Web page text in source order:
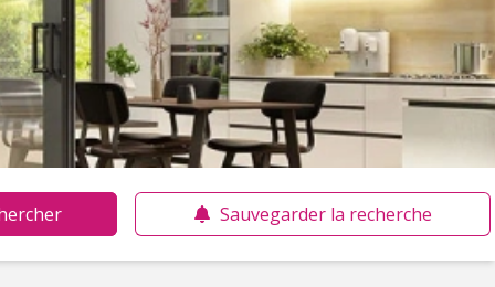
Sauvegarder la recherche